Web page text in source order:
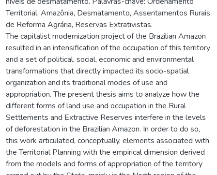
Territorial, Amazônia, Desmatamento, Assentamentos Rurais
de Reforma Agrária, Reservas Extrativistas.
The capitalist modernization project of the Brazilian Amazon
resulted in an intensification of the occupation of this territory
and a set of political, social, economic and environmental
transformations that directly impacted its socio-spatial
organization and its traditional modes of use and
appropriation. The present thesis aims to analyze how the
different forms of land use and occupation in the Rural
Settlements and Extractive Reserves interfere in the levels
of deforestation in the Brazilian Amazon. In order to do so,
this work articulated, conceptually, elements associated with
the Territorial Planning with the empirical dimension derived
from the models and forms of appropriation of the territory